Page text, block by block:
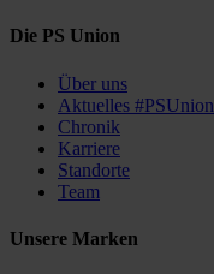
Die PS Union
Über uns
Aktuelles #PSUnion
Chronik
Karriere
Standorte
Team
Unsere Marken